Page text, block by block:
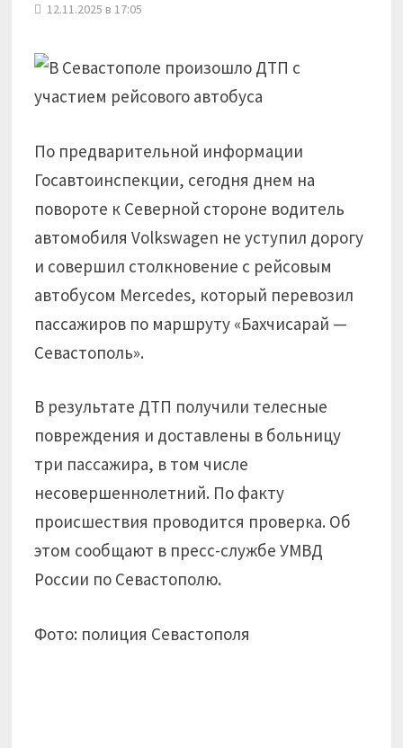
12.11.2025 в 17:05
По предварительной информации
Госавтоинспекции, сегодня днем на
повороте к Северной стороне водитель
автомобиля Volkswagen не уступил дорогу
и совершил столкновение с рейсовым
автобусом Mercedes, который перевозил
пассажиров по маршруту «Бахчисарай —
Севастополь».
В результате ДТП получили телесные
повреждения и доставлены в больницу
три пассажира, в том числе
несовершеннолетний. По факту
происшествия проводится проверка. Об
этом сообщают в пресс-службе УМВД
России по Севастополю.
Фото: полиция Севастополя